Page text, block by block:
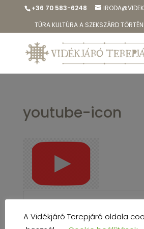
+36 70 583-6248
TÚRA KULTÚRA A SZEKSZÁRD
youtube-icon
A Vidékjáró Terepjáró oldala